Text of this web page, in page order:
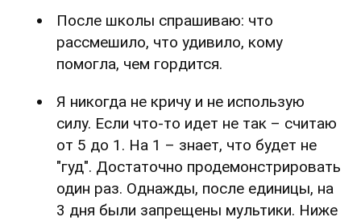
После школы спрашиваю: что
рассмешило, что удивило, кому
помогла, чем гордится.
Я никогда не кричу и не использую
силу. Если что-то идет не так – считаю
от 5 до 1. На 1 – знает, что будет не
"гуд". Достаточно продемонстрировать
один раз. Однажды, после единицы, на
3 дня были запрещены мультики. Ниже